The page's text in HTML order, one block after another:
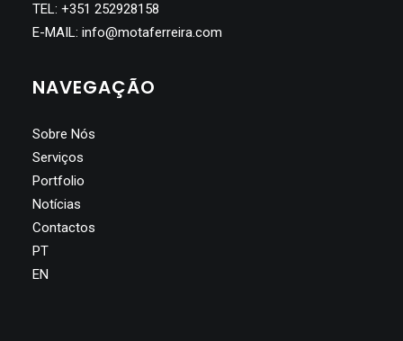
TEL: +351 252928158
E-MAIL: info@motaferreira.com
NAVEGAÇÃO
Sobre Nós
Serviços
Portfolio
Notícias
Contactos
PT
EN